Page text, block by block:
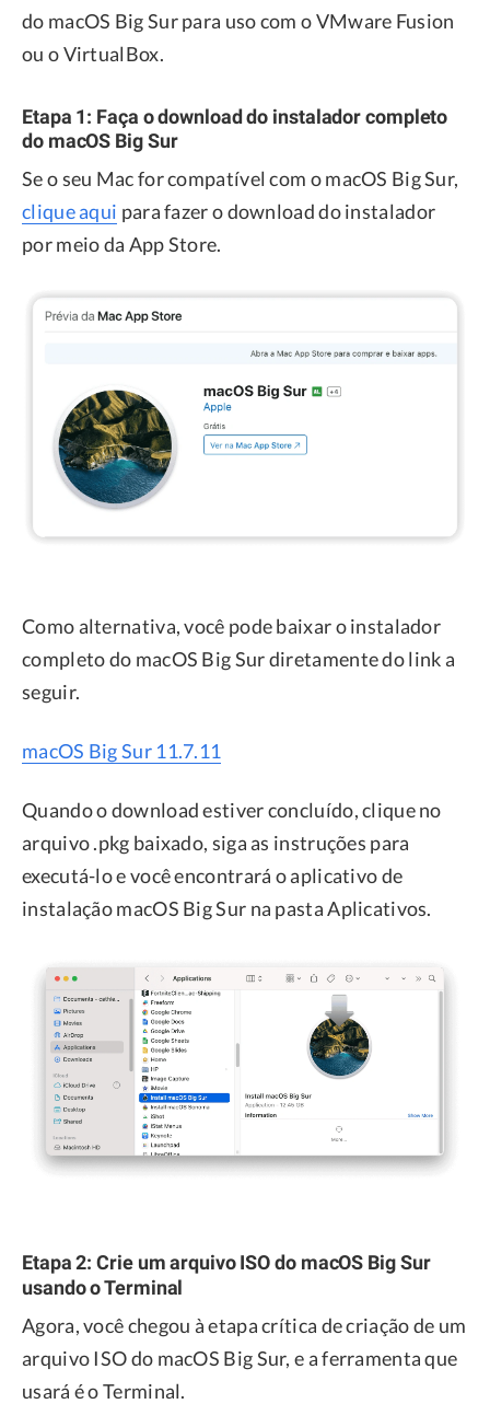
do macOS Big Sur para uso com o VMware Fusion
ou o VirtualBox.
Etapa 1: Faça o download do instalador completo
do macOS Big Sur
Se o seu Mac for compatível com o macOS Big Sur,
clique aqui para fazer o download do instalador
por meio da App Store.
Como alternativa, você pode baixar o instalador
completo do macOS Big Sur diretamente do link a
seguir.
macOS Big Sur 11.7.11
Quando o download estiver concluído, clique no
arquivo .pkg baixado, siga as instruções para
executá-lo e você encontrará o aplicativo de
instalação macOS Big Sur na pasta Aplicativos.
Etapa 2: Crie um arquivo ISO do macOS Big Sur
usando o Terminal
Agora, você chegou à etapa crítica de criação de um
arquivo ISO do macOS Big Sur, e a ferramenta que
usará é o Terminal.